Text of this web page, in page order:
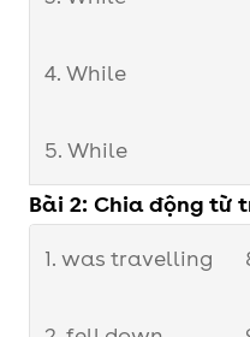
4. While
5. While
Bài 2: Chia động từ
1. was travelling